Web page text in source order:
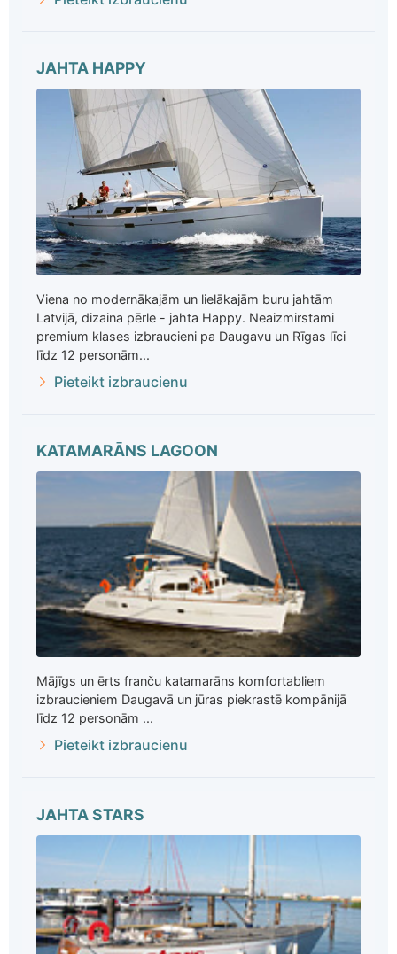
JAHTA HAPPY
Viena no modernākajām un lielākajām buru jahtām
Latvijā, dizaina pērle - jahta Happy. Neaizmirstami
premium klases izbraucieni pa Daugavu un Rīgas līci
līdz 12 personām...
Pieteikt izbraucienu
KATAMARĀNS LAGOON
Mājīgs un ērts franču katamarāns komfortabliem
izbraucieniem Daugavā un jūras piekrastē kompānijā
līdz 12 personām ...
Pieteikt izbraucienu
JAHTA STARS